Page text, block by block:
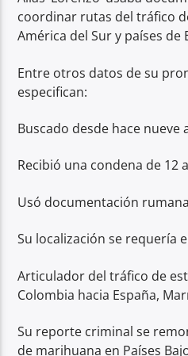
coordinar rutas del tráfico
América del Sur y países de
Entre otros datos de su
especifican:
Buscado desde hace nueve
Recibió una condena de 12
Usó documentación
Su localización se requería
Articulador del tráfico de
Colombia hacia España,
Su reporte criminal se
de marihuana en Países